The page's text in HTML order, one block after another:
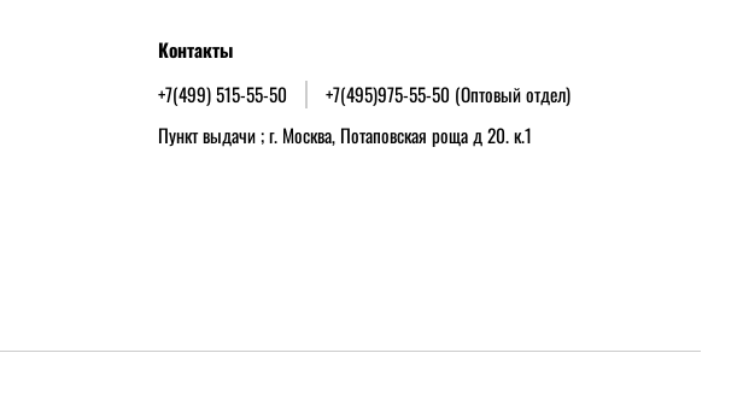
Контакты
+7(499) 515-55-50
+7(495)975-55-50 (Оптовый отдел)
Пункт выдачи ; г. Москва, Потаповская роща д 20. к.1